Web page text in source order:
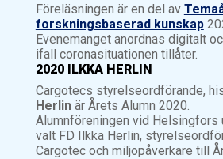
Föreläsningen är en del av
forskningsbaserad kunskap
Evenemanget anordnas digitalt
ifall coronasituationen tillåter.
2020 ILKKA HERLIN
Cargotecs styrelseordförande,
Herlinär Årets Alumn 2020.
Alumnföreningen vid Helsingfors
valt FD Ilkka Herlin,
Cargotec och miljöpåverkare till